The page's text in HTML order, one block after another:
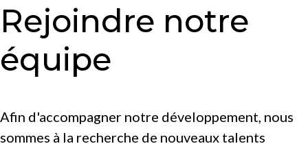
Rejoindre notre
équipe
Afin d'accompagner notre développement, nous
sommes à la recherche de nouveaux talents